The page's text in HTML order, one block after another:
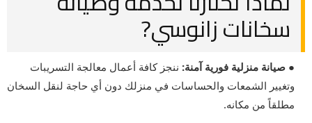
سخانات زانوسي?
● صيانة منزلية فورية آمنة: ننجز كافة أعمال معالجة التسريبات
وتغيير الشمعات والحساسات في منزلك دون أي حاجة لنقل السخان
مطلقاً من مكانه.